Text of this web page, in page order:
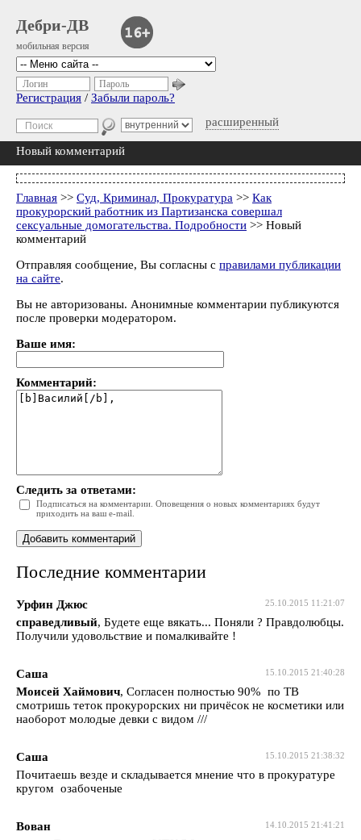
Дебри-ДВ
мобильная версия
расширенный
Логин Пароль
Регистрация / Забыли пароль?
Новый комментарий
Главная >> Суд, Криминал, Прокуратура >> Как
прокурорский работник из Партизанска совершал
сексуальные домогательства. Подробности >> Новый
комментарий
Отправляя сообщение, Вы согласны с правилами публикации
на сайте.
Вы не авторизованы. Анонимные комментарии публикуются
после проверки модератором.
Ваше имя:
Комментарий:
Следить за ответами:
Подписаться на комментарии. Оповещения о новых комментариях будут
приходить на ваш e-mail.
Последние комментарии
25.10.2015 11:21:07
Урфин Джюс
справедливый, Будете еще вякать... Поняли ? Правдолюбцы.
Получили удовольствие и помалкивайте !
15.10.2015 21:40:28
Саша
Моисей Хаймович, Согласен полностью 90% по ТВ
смотришь теток прокурорских ни причёсок не косметики или
наоборот молодые девки с видом ///
15.10.2015 21:38:32
Саша
Почитаешь везде и складывается мнение что в прокуратуре
кругом озабоченые
14.10.2015 21:41:21
Вован